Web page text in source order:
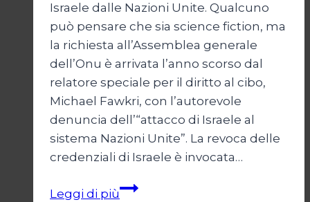
Israele dalle Nazioni Unite. Qualcuno
può pensare che sia science fiction, ma
la richiesta all’Assemblea generale
dell’Onu è arrivata l’anno scorso dal
relatore speciale per il diritto al cibo,
Michael Fawkri, con l’autorevole
denuncia dell’“attacco di Israele al
sistema Nazioni Unite”. La revoca delle
credenziali di Israele è invocata…
Leggi di piùOnu